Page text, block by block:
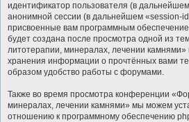
идентификатор пользователя (в
анонимной сессии (в дальнейшем «session-
присвоенные вам программным
будет создана после просмотра одной из
литотерапии, минералах, лечении камнями»
хранения информации о прочтённых вами
образом удобство работы с форумами.
Также во время просмотра конференции
минералах, лечении камнями» мы можем
отношению к программному обеспечению